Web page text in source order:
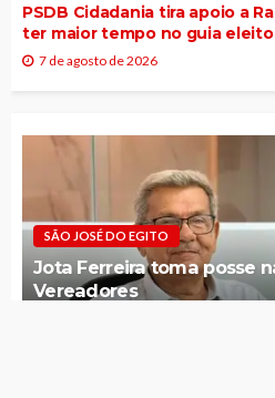
PSDB Cidadania tira apoio a
ter maior tempo no guia
7 de agosto de 2026
SÃO JOSÉ DO EGITO
Jota Ferreira toma posse
Vereadores